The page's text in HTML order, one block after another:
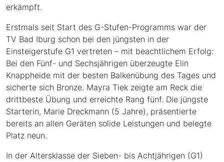
erkämpft.
Erstmals seit Start des G-Stufen-Programms war der
TV Bad Iburg schon bei den jüngsten in der
Einsteigerstufe G1 vertreten – mit beachtlichem Erfolg:
Bei den Fünf- und Sechsjährigen überzeugte Elin
Knappheide mit der besten Balkenübung des Tages und
sicherte sich Bronze. Mayra Tiek zeigte am Reck die
drittbeste Übung und erreichte Rang fünf. Die jüngste
Starterin, Marie Dreckmann (5 Jahre), präsentierte
bereits an allen Geräten solide Leistungen und belegte
Platz neun.
In der Altersklasse der Sieben- bis Achtjährigen (G1)